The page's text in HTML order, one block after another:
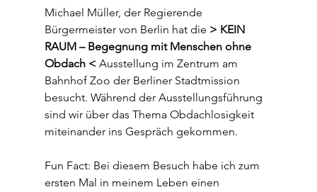
Michael Müller, der Regierende
Bürgermeister von Berlin hat die > KEIN
RAUM – Begegnung mit Menschen ohne
Obdach < Ausstellung im Zentrum am
Bahnhof Zoo der Berliner Stadtmission
besucht. Während der Ausstellungsführung
sind wir über das Thema Obdachlosigkeit
miteinander ins Gespräch gekommen.
Fun Fact: Bei diesem Besuch habe ich zum
ersten Mal in meinem Leben einen